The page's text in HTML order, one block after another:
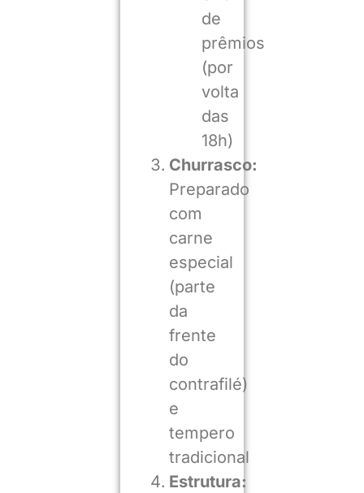
de
prêmios
(por
volta
das
18h)
Churrasco:
Preparado
com
carne
especial
(parte
da
frente
do
contrafilé)
e
tempero
tradicional
Estrutura: